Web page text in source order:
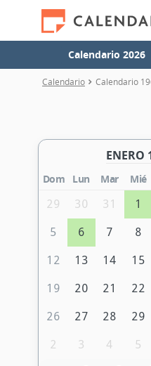
Calendario 2026
Calendario Calendario
ENERO
Dom Lun Mar Mié
29
30 31 1
5 6 7 8
12 13 14 15
19 20 21 22
26 27 28 29
2 3 4 5